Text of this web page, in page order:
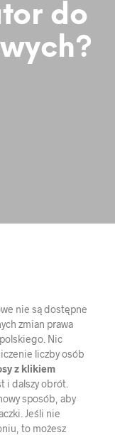
do
nie są dostępne
zmian prawa
Nic
liczby osób
z klikiem
i dalszy obrót.
sposób, aby
Jeśli nie
to możesz